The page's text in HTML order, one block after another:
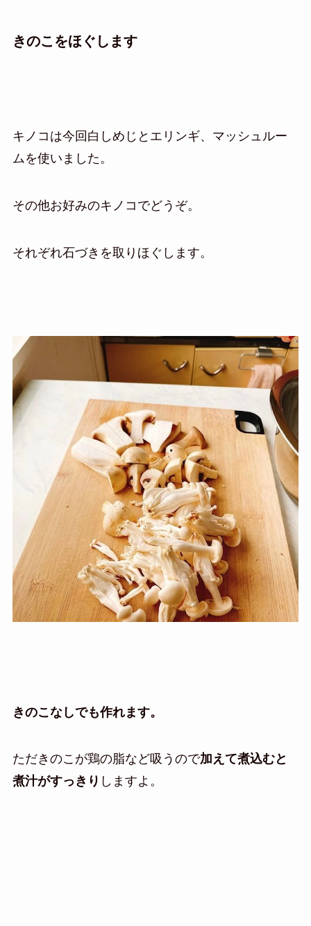
きのこをほぐします
キノコは今回白しめじとエリンギ、マッシュルー
ムを使いました。
その他お好みのキノコでどうぞ。
それぞれ石づきを取りほぐします。
きのこなしでも作れます。
ただきのこが鶏の脂など吸うので加えて煮込むと
煮汁がすっきり しますよ。